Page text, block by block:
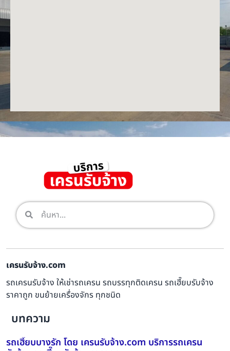
เครนรับจ้าง.com
รถเครนรับจ้าง ให้เช่ารถเครน รถบรรทุกติดเครน รถเฮี๊ยบรับจ้าง
ราคาถูก ขนย้ายเครื่องจักร ทุกชนิด
บทความ
รถเฮี๊ยบบางรัก โดย เครนรับจ้าง.com บริการรถเครน